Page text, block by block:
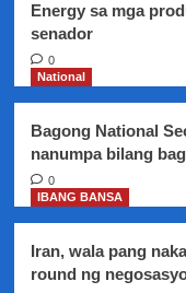
Energy sa mga
senador
0
National
Bagong National
nanumpa bilang
0
IBANG BANSA
Iran, wala pang
round ng